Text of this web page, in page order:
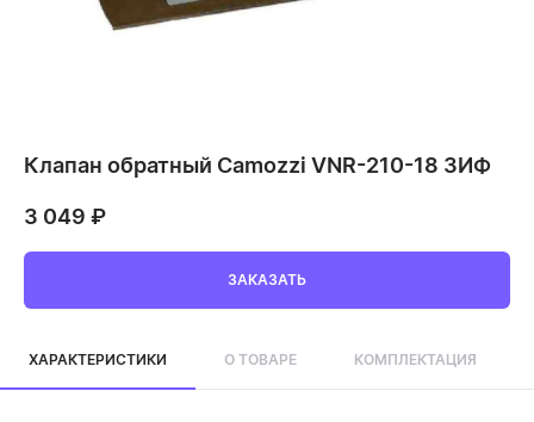
Клапан обратный Camozzi VNR-210-18 ЗИФ
3 049 ₽
ЗАКАЗАТЬ
ХАРАКТЕРИСТИКИ О ТОВАРЕ КОМПЛЕКТАЦИЯ